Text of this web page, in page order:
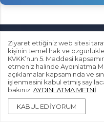
PROF. DR.
WHATSAPP
Ziyaret ettiğiniz web sitesi
kişinin temel hak ve
KVKK’nun 5. Maddesi
etmeniz halinde Aydınlatma
açıklamalar kapsamında ve
işlenmesini kabul etmiş
bakınız: AYDINLATMA METNİ
KABUL EDİYORUM